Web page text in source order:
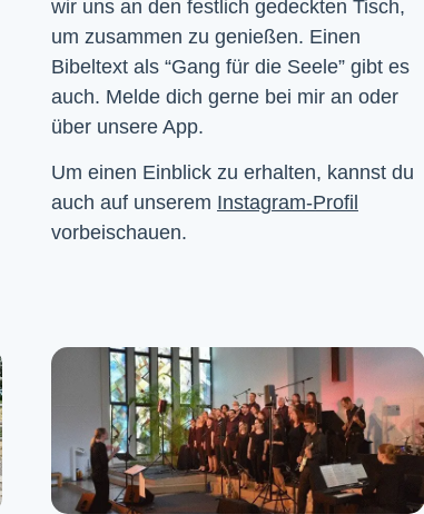
wir uns an den festlich gedeckten Tisch,
um zusammen zu genießen. Einen
Bibeltext als “Gang für die Seele” gibt es
auch. Melde dich gerne bei mir an oder
über unsere App.
Um einen Einblick zu erhalten, kannst du
auch auf unserem Instagram-Profil
vorbeischauen.